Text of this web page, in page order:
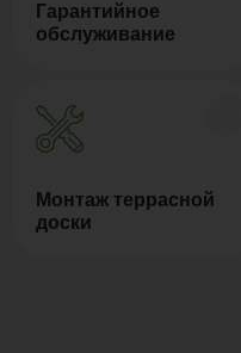
Гарантийное
обслуживание
Монтаж террасной
доски